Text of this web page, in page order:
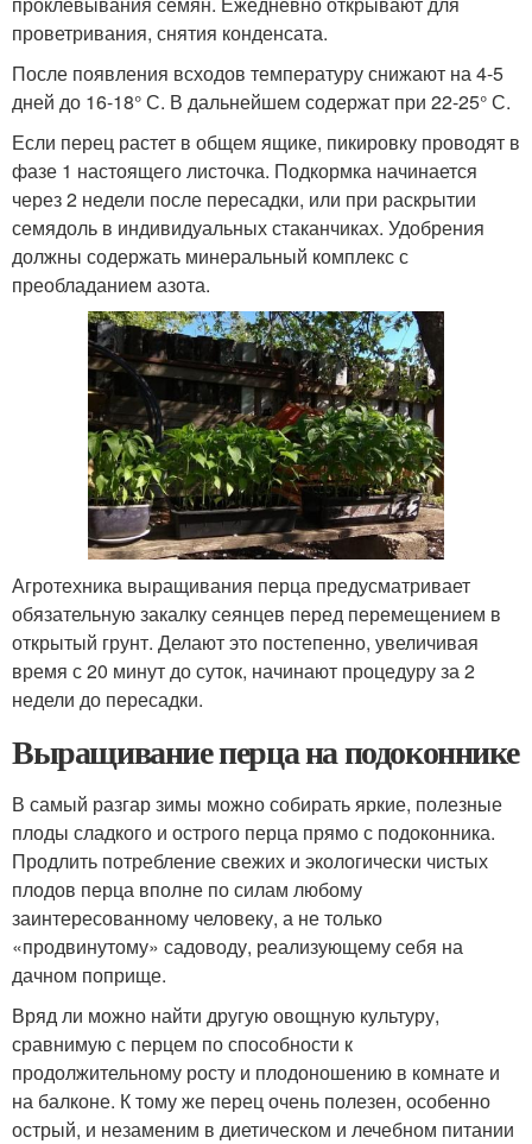
проветривания, снятия конденсата.
После появления всходов температуру снижают на 4-5
дней до 16-18° С. В дальнейшем содержат при 22-25° С.
Если перец растет в общем ящике, пикировку проводят в
фазе 1 настоящего листочка. Подкормка начинается
через 2 недели после пересадки, или при раскрытии
семядоль в индивидуальных стаканчиках. Удобрения
должны содержать минеральный комплекс с
преобладанием азота.
Агротехника выращивания перца предусматривает
обязательную закалку сеянцев перед перемещением в
открытый грунт. Делают это постепенно, увеличивая
время с 20 минут до суток, начинают процедуру за 2
недели до пересадки.
Выращивание перца на подоконнике
В самый разгар зимы можно собирать яркие, полезные
плоды сладкого и острого перца прямо с подоконника.
Продлить потребление свежих и экологически чистых
плодов перца вполне по силам любому
заинтересованному человеку, а не только
«продвинутому» садоводу, реализующему себя на
дачном поприще.
Вряд ли можно найти другую овощную культуру,
сравнимую с перцем по способности к
продолжительному росту и плодоношению в комнате и
на балконе. К тому же перец очень полезен, особенно
острый, и незаменим в диетическом и лечебном питании